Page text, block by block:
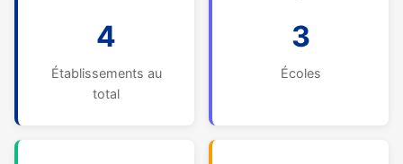
4
Établissements au
total
3
Écoles